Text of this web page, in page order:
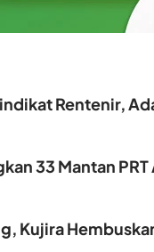
Rentenir,
33 Mantan
Kujira